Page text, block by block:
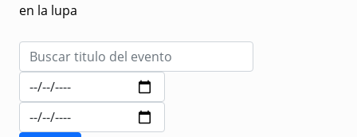
en la lupa